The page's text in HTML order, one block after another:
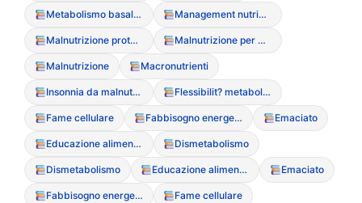
Metabolismo basale (BMR) Management nutrizionale
Malnutrizione proteico-energetica Malnutrizione per difetto
Malnutrizione Macronutrienti
Insonnia da malnutrizione Flessibilit? metabolica
Fame cellulare Fabbisogno energetico Emaciato
Educazione alimentare riabilitativa Dismetabolismo
Dismetabolismo Educazione alimentare riabilitativa Emaciato
Fabbisogno energetico Fame cellulare